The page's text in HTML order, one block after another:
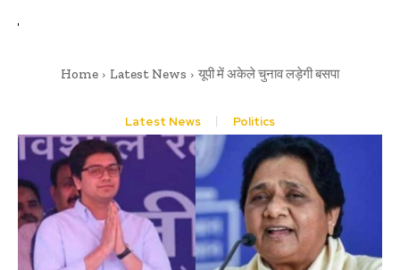
Home Latest News यूपी में अकेले चुनाव लड़ेगी बसपा
Latest News Politics